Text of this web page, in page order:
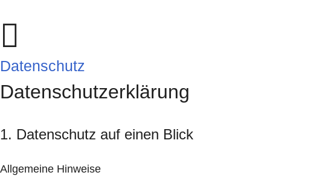
Datenschutz
Datenschutz­erklärung
1. Datenschutz auf einen Blick
Allgemeine Hinweise